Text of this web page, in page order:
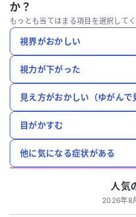
か？
もっとも当てはまる項目を選択してく
視界がおかしい
視力が下がった
見え方がおかしい（ゆがんで
目がかすむ
他に気になる症状がある
人気
2026年8